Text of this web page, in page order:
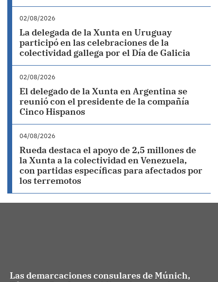
02/08/2026
La delegada de la Xunta en Uruguay
participó en las celebraciones de la
colectividad gallega por el Día de Galicia
02/08/2026
El delegado de la Xunta en Argentina se
reunió con el presidente de la compañía
Cinco Hispanos
04/08/2026
Rueda destaca el apoyo de 2,5 millones de
la Xunta a la colectividad en Venezuela,
con partidas específicas para afectados por
los terremotos
Las demarcaciones consulares de Múnich,